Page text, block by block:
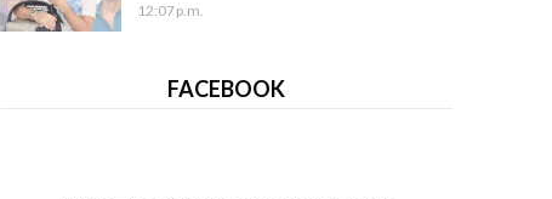
12:07 p.m.
FACEBOOK